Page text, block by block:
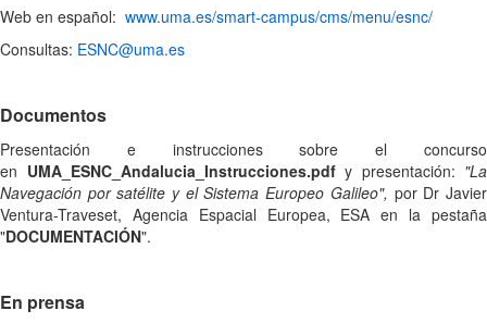
Web en español: www.uma.es/smart-campus/cms/menu/esnc/
Consultas: ESNC@uma.es
Documentos
Presentación e instrucciones sobre el concurso
en UMA_ESNC_Andalucia_Instrucciones.pdf y presentación: "La
Navegación por satélite y el Sistema Europeo Galileo", por Dr Javier
Ventura-Traveset, Agencia Espacial Europea, ESA en la pestaña
"DOCUMENTACIÓN".
En prensa